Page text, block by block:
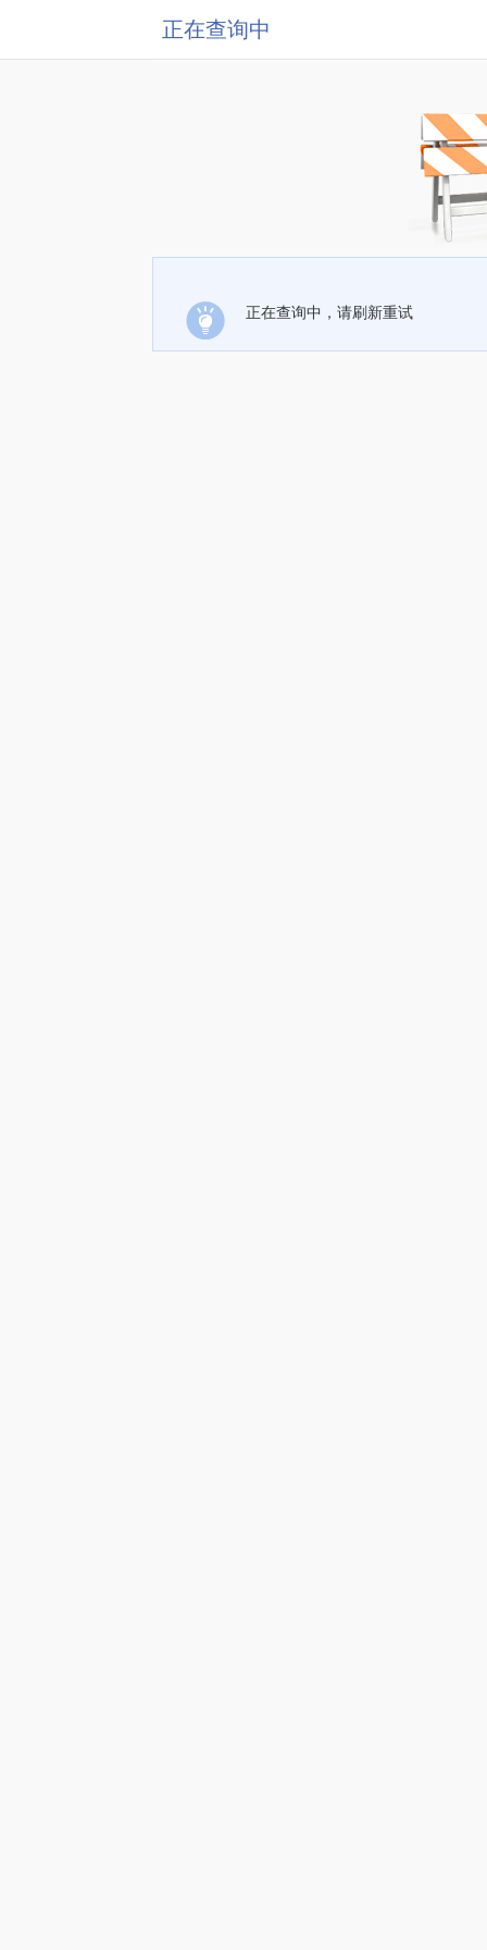
正在查询中
正在查询中，请刷新重试